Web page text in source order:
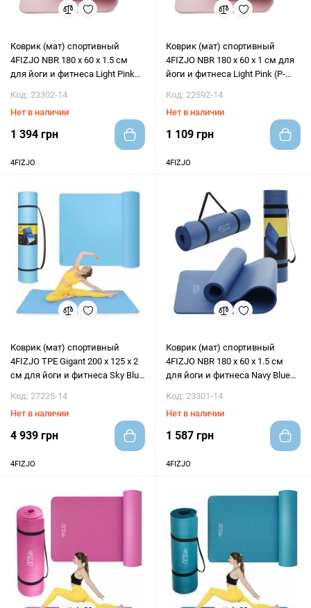
Коврик (мат) спортивный
4FIZJO NBR 180 x 60 x 1.5 см
для йоги и фитнеса Light Pink
Код: 23302-14
Нет в наличии
1 394 грн
4FIZJO
Коврик (мат) спортивный
4FIZJO NBR 180 x 60 x 1 см для
йоги и фитнеса Light Pink (P-
Код: 22592-14
Нет в наличии
1 109 грн
4FIZJO
Коврик (мат) спортивный
4FIZJO TPE Gigant 200 x 125 x 2
см для йоги и фитнеса Sky Blue
Код: 27225-14
Нет в наличии
4 939 грн
4FIZJO
Коврик (мат) спортивный
4FIZJO NBR 180 x 60 x 1.5 см
для йоги и фитнеса Navy Blue
Код: 23301-14
Нет в наличии
1 587 грн
4FIZJO